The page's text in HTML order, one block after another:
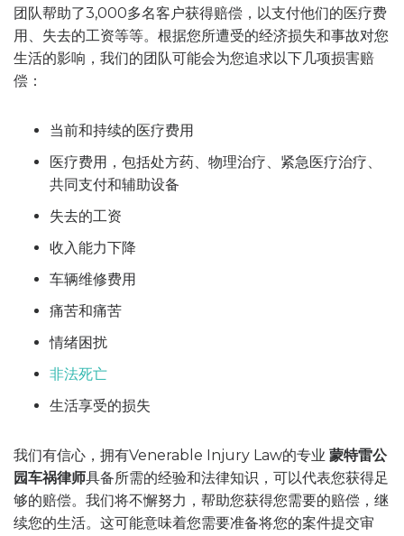
团队帮助了3,000多名客户获得赔偿，以支付他们的医疗费
用、失去的工资等等。根据您所遭受的经济损失和事故对您
生活的影响，我们的团队可能会为您追求以下几项损害赔
偿：
当前和持续的医疗费用
医疗费用，包括处方药、物理治疗、紧急医疗治疗、
共同支付和辅助设备
失去的工资
收入能力下降
车辆维修费用
痛苦和痛苦
情绪困扰
非法死亡
生活享受的损失
我们有信心，拥有Venerable Injury Law的专业 蒙特雷公
园车祸律师具备所需的经验和法律知识，可以代表您获得足
够的赔偿。我们将不懈努力，帮助您获得您需要的赔偿，继
续您的生活。这可能意味着您需要准备将您的案件提交审